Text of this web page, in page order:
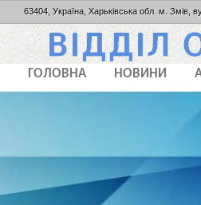
63404, Україна, Харьківська обл. м. Змів,
ГОЛОВНА НОВИНИ